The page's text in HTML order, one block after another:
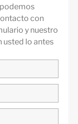
de alarma
contemporáneo
con
y nuestro
usted lo antes